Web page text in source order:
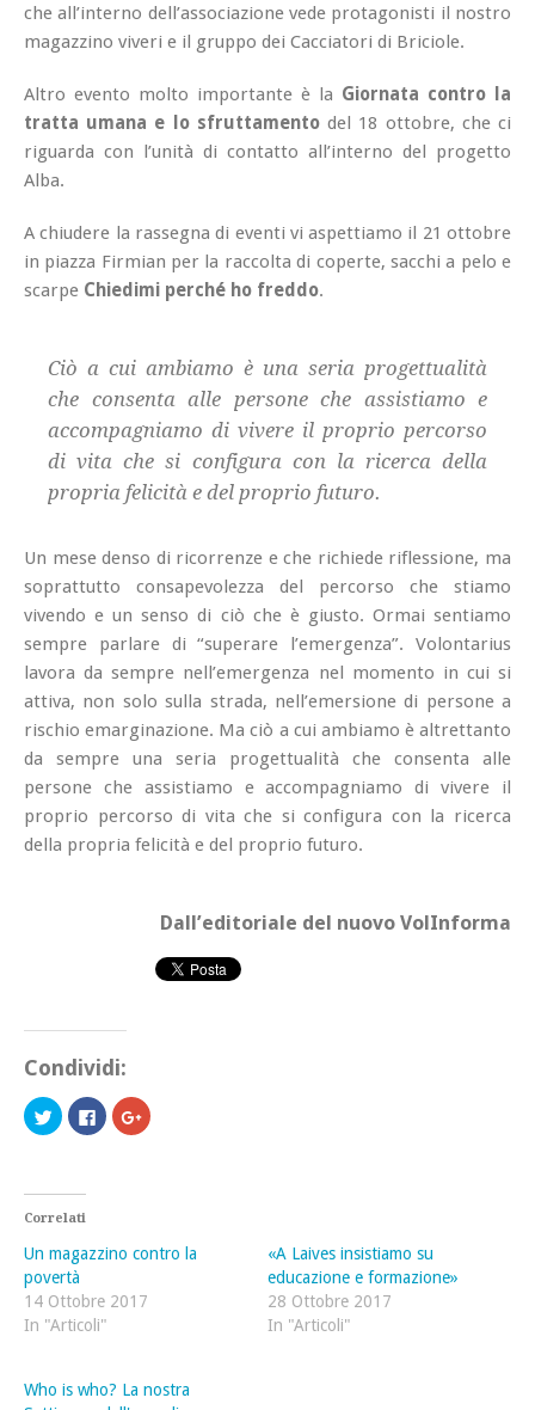
che all’interno dell’associazione vede protagonisti il nostro
magazzino viveri e il gruppo dei Cacciatori di Briciole.
Altro evento molto importante è la Giornata contro la
tratta umana e lo sfruttamentodel 18 ottobre, che ci
riguarda con l’unità di contatto all’interno del progetto
Alba.
A chiudere la rassegna di eventi vi aspettiamo il 21 ottobre
in piazza Firmian per la raccolta di coperte, sacchi a pelo e
scarpe Chiedimi perché ho freddo.
Ciò a cui ambiamo è una seria progettualità
che consenta alle persone che assistiamo e
accompagniamo di vivere il proprio percorso
di vita che si configura con la ricerca della
propria felicità e del proprio futuro.
Un mese denso di ricorrenze e che richiede riflessione, ma
soprattutto consapevolezza del percorso che stiamo
vivendo e un senso di ciò che è giusto. Ormai sentiamo
sempre parlare di “superare l’emergenza”. Volontarius
lavora da sempre nell’emergenza nel momento in cui si
attiva, non solo sulla strada, nell’emersione di persone a
rischio emarginazione. Ma ciò a cui ambiamo è altrettanto
da sempre una seria progettualità che consenta alle
persone che assistiamo e accompagniamo di vivere il
proprio percorso di vita che si configura con la ricerca
della propria felicità e del proprio futuro.
Dall’editoriale del nuovo VolInforma
Condividi:
Fai
clic
Twitter
(Si
apre
una
nuova
finestra)
Fai
clic
nuova
Fai
clic
una
Correlati
Un magazzino contro la
povertà
14 Ottobre 2017
In "Articoli"
«A Laives insistiamo su
educazione e formazione»
28 Ottobre 2017
In "Articoli"
Who is who? La nostra